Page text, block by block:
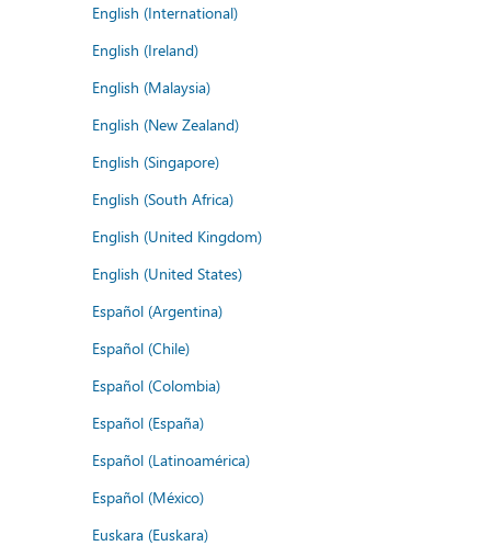
English (International)
English (Ireland)
English (Malaysia)
English (New Zealand)
English (Singapore)
English (South Africa)
English (United Kingdom)
English (United States)
Español (Argentina)
Español (Chile)
Español (Colombia)
Español (España)
Español (Latinoamérica)
Español (México)
Euskara (Euskara)